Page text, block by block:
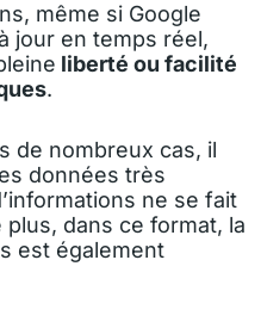
même si Google
jour en temps réel,
liberté ou facilité
.
de nombreux cas, il
données très
ne se fait
dans ce format, la
est également